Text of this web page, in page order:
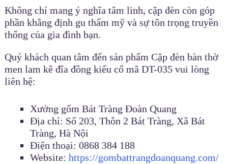
Không chỉ mang ý nghĩa tâm linh, cặp đèn còn góp
phần khẳng định gu thẩm mỹ và sự tôn trọng truyền
thống của gia đình bạn.
Quý khách quan tâm đến sản phẩm Cặp đèn bàn thờ
men lam kê đĩa đồng kiểu cổ mã DT-035 vui lòng
liên hệ:
Xưởng gốm Bát Tràng Đoàn Quang
Địa chỉ: Số 203, Thôn 2 Bát Tràng, Xã Bát
Tràng, Hà Nội
Điện thoại: 0868 384 188
Website: https://gombattrangdoanquang.com/